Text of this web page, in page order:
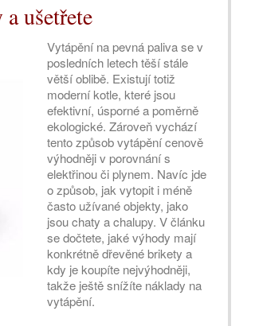
ušetřete
Vytápění na pevná paliva se v
posledních letech těší stále
větší oblibě. Existují totiž
moderní kotle, které jsou
efektivní, úsporné a poměrně
ekologické. Zároveň vychází
tento způsob vytápění cenově
výhodněji v porovnání s
elektřinou či plynem. Navíc jde
o způsob, jak vytopit i méně
často užívané objekty, jako
jsou chaty a chalupy. V článku
se dočtete, jaké výhody mají
konkrétně dřevěné brikety a
kdy je koupíte nejvýhodněji,
takže ještě snížíte náklady na
vytápění.